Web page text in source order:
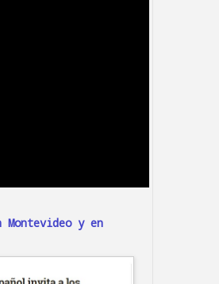
y en